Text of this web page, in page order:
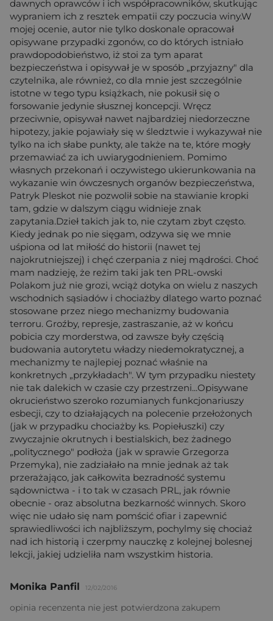
dawnych oprawców i ich współpracowników, skutkując
wypraniem ich z resztek empatii czy poczucia winy.W
mojej ocenie, autor nie tylko doskonale opracował
opisywane przypadki zgonów, co do których istniało
prawdopodobieństwo, iż stoi za tym aparat
bezpieczeństwa i opisywał je w sposób „przyjazny" dla
czytelnika, ale również, co dla mnie jest szczególnie
istotne w tego typu książkach, nie pokusił się o
forsowanie jedynie słusznej koncepcji. Wręcz
przeciwnie, opisywał nawet najbardziej niedorzeczne
hipotezy, jakie pojawiały się w śledztwie i wykazywał nie
tylko na ich słabe punkty, ale także na te, które mogły
przemawiać za ich uwiarygodnieniem. Pomimo
własnych przekonań i oczywistego ukierunkowania na
wykazanie win ówczesnych organów bezpieczeństwa,
Patryk Pleskot nie pozwolił sobie na stawianie kropki
tam, gdzie w dalszym ciągu widnieje znak
zapytania.Dzieł takich jak to, nie czytam zbyt często.
Kiedy jednak po nie sięgam, odzywa się we mnie
uśpiona od lat miłość do historii (nawet tej
najokrutniejszej) i chęć czerpania z niej mądrości. Choć
mam nadzieję, że reżim taki jak ten PRL-owski
Polakom już nie grozi, wciąż dotyka on wielu z naszych
wschodnich sąsiadów i chociażby dlatego warto poznać
stosowane przez niego mechanizmy budowania
terroru. Groźby, represje, zastraszanie, aż w końcu
pobicia czy morderstwa, od zawsze były częścią
budowania autorytetu władzy niedemokratycznej, a
mechanizmy te najlepiej poznać właśnie na
konkretnych „przykładach". W tym przypadku niestety
nie tak dalekich w czasie czy przestrzeni...Opisywane
okrucieństwo szeroko rozumianych funkcjonariuszy
esbecji, czy to działających na polecenie przełożonych
(jak w przypadku chociażby ks. Popiełuszki) czy
zwyczajnie okrutnych i bestialskich, bez żadnego
„politycznego" podłoża (jak w sprawie Grzegorza
Przemyka), nie zadziałało na mnie jednak aż tak
przerażająco, jak całkowita bezradność systemu
sądownictwa - i to tak w czasach PRL, jak równie
obecnie - oraz absolutna bezkarność winnych. Skoro
więc nie udało się nam pomścić ofiar i zapewnić
sprawiedliwości ich najbliższym, pochylmy się chociaż
nad ich historią i czerpmy nauczkę z kolejnej bolesnej
lekcji, jakiej udzieliła nam wszystkim historia.
Monika Panfil 12/02/2016
opinia recenzenta nie jest potwierdzona zakupem